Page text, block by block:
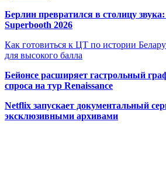
Берлин превратился в столицу
Superbooth 2026
Как готовиться к ЦТ по истории
для высокого балла
Бейонсе расширяет гастрольный
спроса на тур Renaissance
Netflix запускает документальный
эксклюзивными архивами